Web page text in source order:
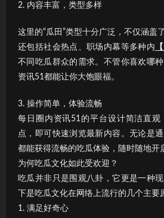
2. 内容丰富，类型多样
这里的“瓜田”类型十分广泛，不仅涵盖
还包括社会热点、职场内幕等多种内
不同吃瓜群众的需求。不管你喜欢哪
资讯51都能让你大饱眼福。
3. 操作简单，体验流畅
每日圈内资讯51的平台设计简洁直观
点，即可快速浏览最新内容。无论是
都能获得流畅的吃瓜体验，随时随地开
为何吃瓜文化如此受欢迎？
吃瓜并非只是围观八卦，它更是一种
下是吃瓜文化在网络上流行的几个主要
1. 满足好奇心